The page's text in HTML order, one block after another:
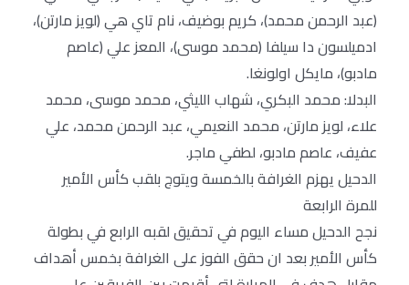
(عبد الرحمن محمد)، كريم بوضيف، نام تاي هي (لويز مارتن)،
ادميلسون دا سيلفا (محمد موسى)، المعز علي (عاصم
مادبو)، مايكل اولونغا.
البدلا: محمد البكري، شهاب الليثي، محمد موسى، محمد
علاء، لويز مارتن، محمد النعيمي، عبد الرحمن محمد، علي
عفيف، عاصم مادبو، لطفي ماجر.
الدحيل يهزم الغرافة بالخمسة ويتوج بلقب كأس الأمير
للمرة الرابعة
نجح الدحيل مساء اليوم في تحقيق لقبه الرابع في بطولة
كأس الأمير بعد ان حقق الفوز على الغرافة بخمس أهداف